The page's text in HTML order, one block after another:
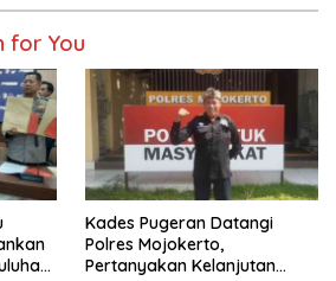
for You
Kades Pugeran Datangi
Polres Mojokerto,
Pertanyakan Kelanjutan